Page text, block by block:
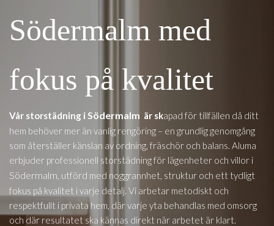
Södermalm med
fokus på kvalitet
Vår storstädning i Södermalm är skapad för tillfällen då ditt
hem behöver mer än vanlig rengöring – en grundlig genomgång
som återställer känslan av ordning, fräschör och balans. Aluma
erbjuder professionell storstädning för lägenheter och villor i
Södermalm , utförd med noggrannhet, struktur och ett tydligt
fokus på kvalitet i varje detalj. Vi arbetar metodiskt och
respektfullt i privata hem, där varje yta behandlas med omsorg
och där resultatet ska kännas direkt när arbetet är klart.